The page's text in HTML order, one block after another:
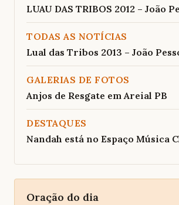
LUAU DAS TRIBOS 2012 – João
TODAS AS NOTÍCIAS
Lual das Tribos 2013 – João
GALERIAS DE FOTOS
Anjos de Resgate em Areial PB
DESTAQUES
Nandah está no Espaço Música
Oração do dia